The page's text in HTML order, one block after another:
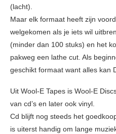
(lacht).
Maar elk formaat heeft zijn
welgekomen als je iets wil
(minder dan 100 stuks) en het
pakweg een lathe cut. Als
geschikt formaat want alles kan
Uit Wool-E Tapes is Wool-E
van cd’s en later ook vinyl.
Cd blijft nog steeds het
is uiterst handig om lange